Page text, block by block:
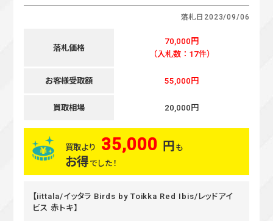
落札日 2023/09/06
落札価格
70,000円
（入札数：17件）
お客様受取額 55,000円
買取相場 20,000円
買取より 35,000 円 も
お得 でした！
【iittala/イッタラ Birds by Toikka Red Ibis/レッドアイ
ビス 赤トキ】